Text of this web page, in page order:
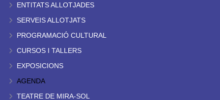
ENTITATS ALLOTJADES
SERVEIS ALLOTJATS
PROGRAMACIÓ CULTURAL
CURSOS I TALLERS
EXPOSICIONS
AGENDA
TEATRE DE MIRA-SOL